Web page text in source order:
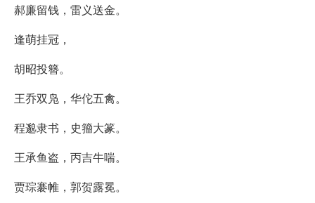
郝廉留钱，雷义送金。
逢萌挂冠，
胡昭投簪。
王乔双凫，华佗五禽。
程邈隶书，史籀大篆。
王承鱼盗，丙吉牛喘。
贾琮褰帷，郭贺露冕。